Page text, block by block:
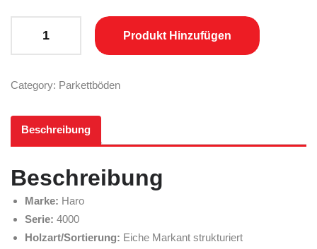
HARO Landhausdiele Eiche Markant strukturiert, naturaLinplus
Produkt Hinzufügen
Category: Parkettböden
Beschreibung
Beschreibung
Marke: Haro
Serie: 4000
Holzart/Sortierung: Eiche Markant strukturiert